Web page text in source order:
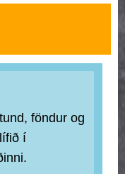
föndur og
í